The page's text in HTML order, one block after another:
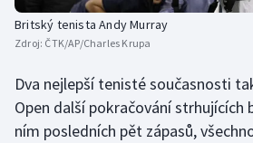
Moderní pětiboj
Motorsport
Olympijské hry
Britský tenista Andy Murray
Zdroj: ČTK/AP/Charles Krupa
Dva nejlepší tenisté současnosti
Open další pokračování strhujících
ním posledních pět zápasů,